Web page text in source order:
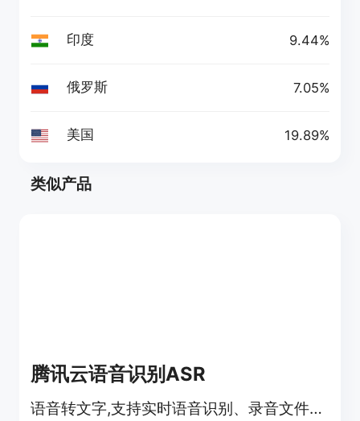
印度 9.44%
俄罗斯 7.05%
美国 19.89%
类似产品
腾讯云语音识别ASR
语音转文字,支持实时语音识别、录音文件识别等